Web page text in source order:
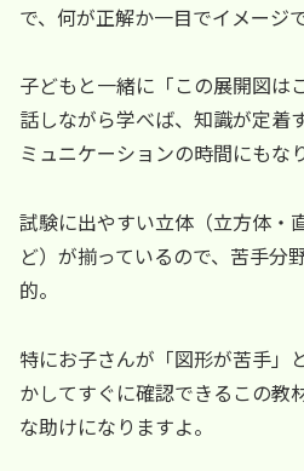
で、何が正解か一目でイメージ
子どもと一緒に「この展開図は
話しながら学べば、知識が定着
ミュニケーションの時間にもな
試験に出やすい立体（立方体・
ど）が揃っているので、苦手分
的。
特にお子さんが「図形が苦手」
かしてすぐに確認できるこの教
な助けになりますよ。